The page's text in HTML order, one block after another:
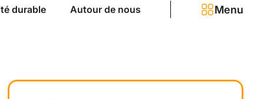
durable Autour de nous Menu